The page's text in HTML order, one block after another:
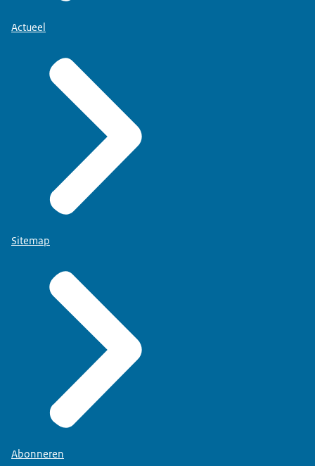
Actueel
Sitemap
Abonneren